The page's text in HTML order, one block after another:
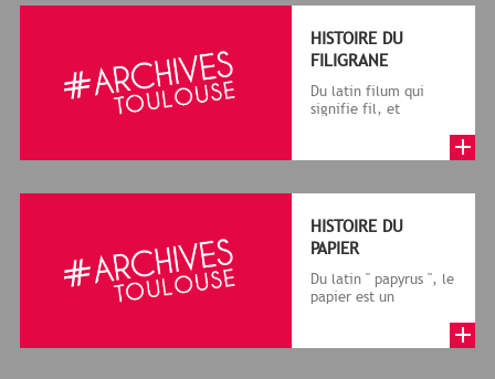
HISTOIRE DU
FILIGRANE
Du latin filum qui
signifie fil, et
le cadre de la f...
HISTOIRE DU
PAPIER
Du latin " papyrus ", le
papier est un
végétales réduite...